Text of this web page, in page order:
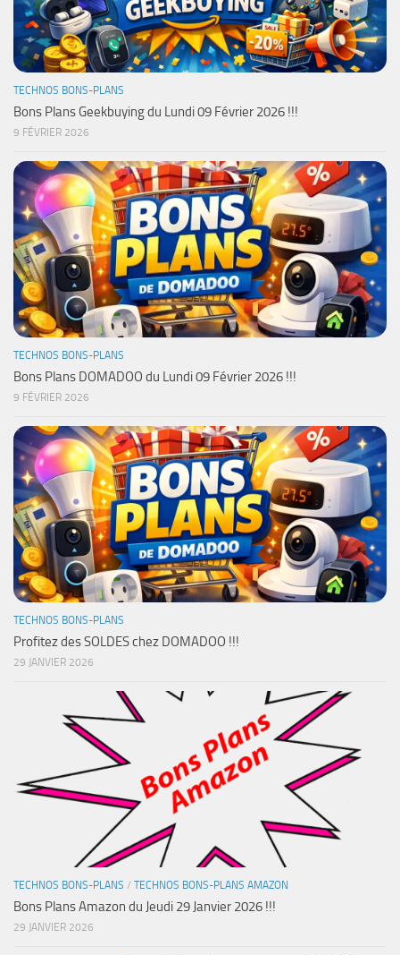
TECHNOS BONS-PLANS
Bons Plans Geekbuying du Lundi 09 Février 2026 !!!
9 FÉVRIER 2026
TECHNOS BONS-PLANS
Bons Plans DOMADOO du Lundi 09 Février 2026 !!!
9 FÉVRIER 2026
TECHNOS BONS-PLANS
Profitez des SOLDES chez DOMADOO !!!
29 JANVIER 2026
TECHNOS BONS-PLANS / TECHNOS BONS-PLANS AMAZON
Bons Plans Amazon du Jeudi 29 Janvier 2026 !!!
29 JANVIER 2026